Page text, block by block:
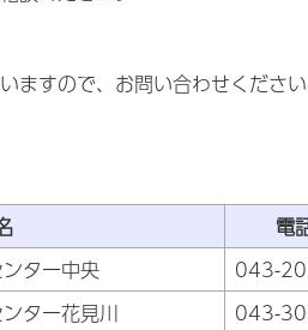
すので、お問い合わせください
電
ター中央
043-
ター花見川
043-